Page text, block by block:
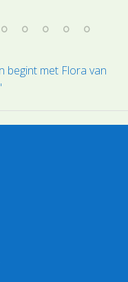
begint met Flora van